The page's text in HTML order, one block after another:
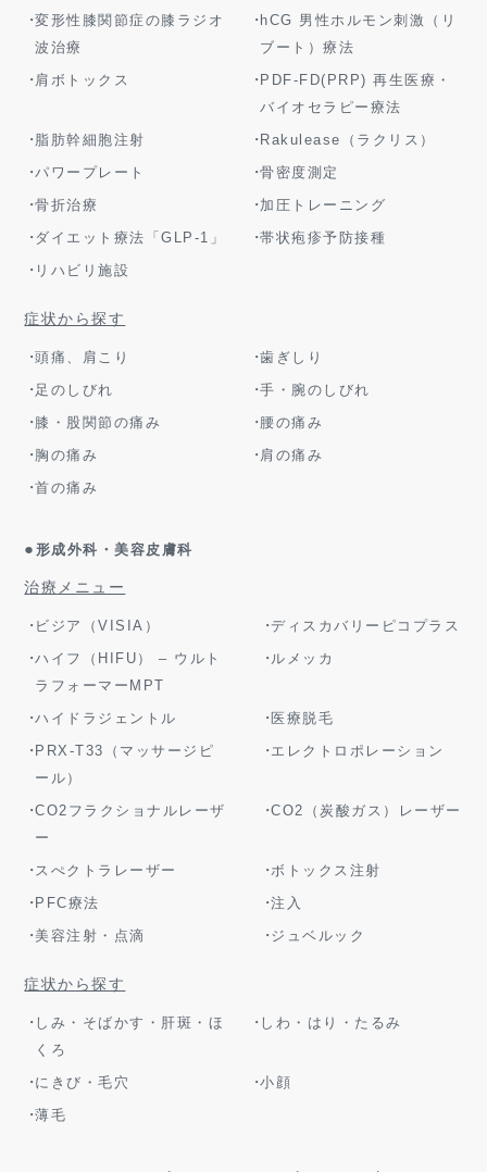
変形性膝関節症の膝ラジオ
波治療
hCG 男性ホルモン刺激（リ
ブート）療法
肩ボトックス
PDF-FD(PRP) 再生医療・
バイオセラピー療法
脂肪幹細胞注射
Rakulease（ラクリス）
パワープレート
骨密度測定
骨折治療
加圧トレーニング
ダイエット療法「GLP-1」
帯状疱疹予防接種
リハビリ施設
症状から探す
頭痛、肩こり
歯ぎしり
足のしびれ
手・腕のしびれ
膝・股関節の痛み
腰の痛み
胸の痛み
肩の痛み
首の痛み
● 形成外科・美容皮膚科
治療メニュー
ビジア（VISIA）
ディスカバリーピコプラス
ハイフ（HIFU） – ウルト
ラフォーマーMPT
ルメッカ
ハイドラジェントル
医療脱毛
PRX-T33（マッサージピ
ール）
エレクトロポレーション
CO2フラクショナルレーザ
ー
CO2（炭酸ガス）レーザー
スぺクトラレーザー
ボトックス注射
PFC療法
注入
美容注射・点滴
ジュベルック
症状から探す
しみ・そばかす・肝斑・ほ
くろ
しわ・はり・たるみ
にきび・毛穴
小顔
薄毛